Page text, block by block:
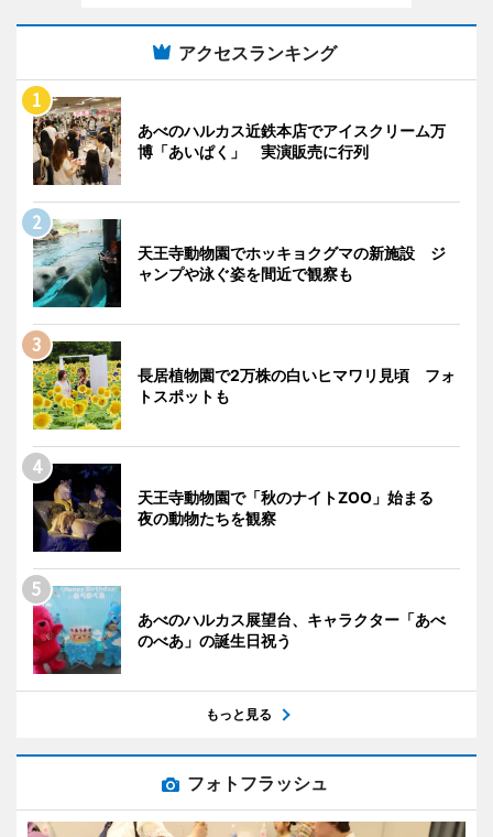
アクセスランキング
あべのハルカス近鉄本店でアイスクリーム万
博「あいぱく」 実演販売に行列
天王寺動物園でホッキョクグマの新施設 ジ
ャンプや泳ぐ姿を間近で観察も
長居植物園で2万株の白いヒマワリ見頃 フォ
トスポットも
天王寺動物園で「秋のナイトZOO」始まる
夜の動物たちを観察
あべのハルカス展望台、キャラクター「あべ
のべあ」の誕生日祝う
もっと見る
フォトフラッシュ